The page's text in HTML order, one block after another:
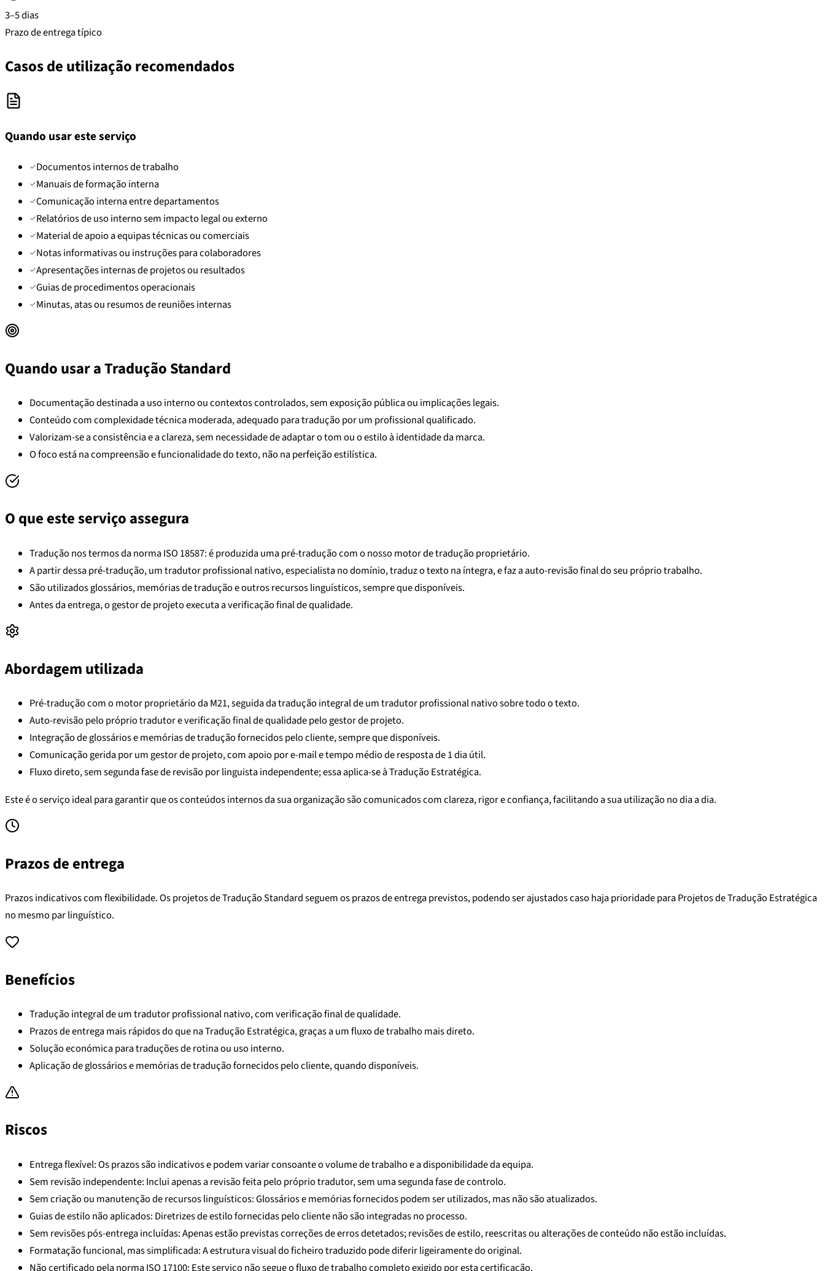
3–5 dias
Prazo de entrega típico
Casos de utilização recomendados
Quando usar este serviço
Documentos internos de trabalho
Manuais de formação interna
Comunicação interna entre departamentos
Relatórios de uso interno sem impacto legal ou externo
Material de apoio a equipas técnicas ou comerciais
Notas informativas ou instruções para colaboradores
Apresentações internas de projetos ou resultados
Guias de procedimentos operacionais
Minutas, atas ou resumos de reuniões internas
Quando usar a Tradução Standard
Documentação destinada a uso interno ou contextos controlados, sem exposição pública ou implicações legais.
Conteúdo com complexidade técnica moderada, adequado para tradução por um profissional qualificado.
Valorizam-se a consistência e a clareza, sem necessidade de adaptar o tom ou o estilo à identidade da marca.
O foco está na compreensão e funcionalidade do texto, não na perfeição estilística.
O que este serviço assegura
Tradução nos termos da norma ISO 18587: é produzida uma pré-tradução com o nosso motor de tradução proprietário.
A partir dessa pré-tradução, um tradutor profissional nativo, especialista no domínio, traduz o texto na íntegra, e faz a auto-revisão final do seu próprio trabalho.
São utilizados glossários, memórias de tradução e outros recursos linguísticos, sempre que disponíveis.
Antes da entrega, o gestor de projeto executa a verificação final de qualidade.
Abordagem utilizada
Pré-tradução com o motor proprietário da M21, seguida da tradução integral de um tradutor profissional nativo sobre todo o texto.
Auto-revisão pelo próprio tradutor e verificação final de qualidade pelo gestor de projeto.
Integração de glossários e memórias de tradução fornecidos pelo cliente, sempre que disponíveis.
Comunicação gerida por um gestor de projeto, com apoio por e-mail e tempo médio de resposta de 1 dia útil.
Fluxo direto, sem segunda fase de revisão por linguista independente; essa aplica-se à Tradução Estratégica.
Este é o serviço ideal para garantir que os conteúdos internos da sua organização são comunicados com clareza, rigor e confiança, facilitando a sua utilização no dia a dia.
Prazos de entrega
Prazos indicativos com flexibilidade. Os projetos de Tradução Standard seguem os prazos de entrega previstos, podendo ser ajustados caso haja prioridade para Projetos de Tradução Estratégica
no mesmo par linguístico.
Benefícios
Tradução integral de um tradutor profissional nativo, com verificação final de qualidade.
Prazos de entrega mais rápidos do que na Tradução Estratégica, graças a um fluxo de trabalho mais direto.
Solução económica para traduções de rotina ou uso interno.
Aplicação de glossários e memórias de tradução fornecidos pelo cliente, quando disponíveis.
Riscos
Entrega flexível: Os prazos são indicativos e podem variar consoante o volume de trabalho e a disponibilidade da equipa.
Sem revisão independente: Inclui apenas a revisão feita pelo próprio tradutor, sem uma segunda fase de controlo.
Sem criação ou manutenção de recursos linguísticos: Glossários e memórias fornecidos podem ser utilizados, mas não são atualizados.
Guias de estilo não aplicados: Diretrizes de estilo fornecidas pelo cliente não são integradas no processo.
Sem revisões pós-entrega incluídas: Apenas estão previstas correções de erros detetados; revisões de estilo, reescritas ou alterações de conteúdo não estão incluídas.
Formatação funcional, mas simplificada: A estrutura visual do ficheiro traduzido pode diferir ligeiramente do original.
Não certificado pela norma ISO 17100: Este serviço não segue o fluxo de trabalho completo exigido por esta certificação.